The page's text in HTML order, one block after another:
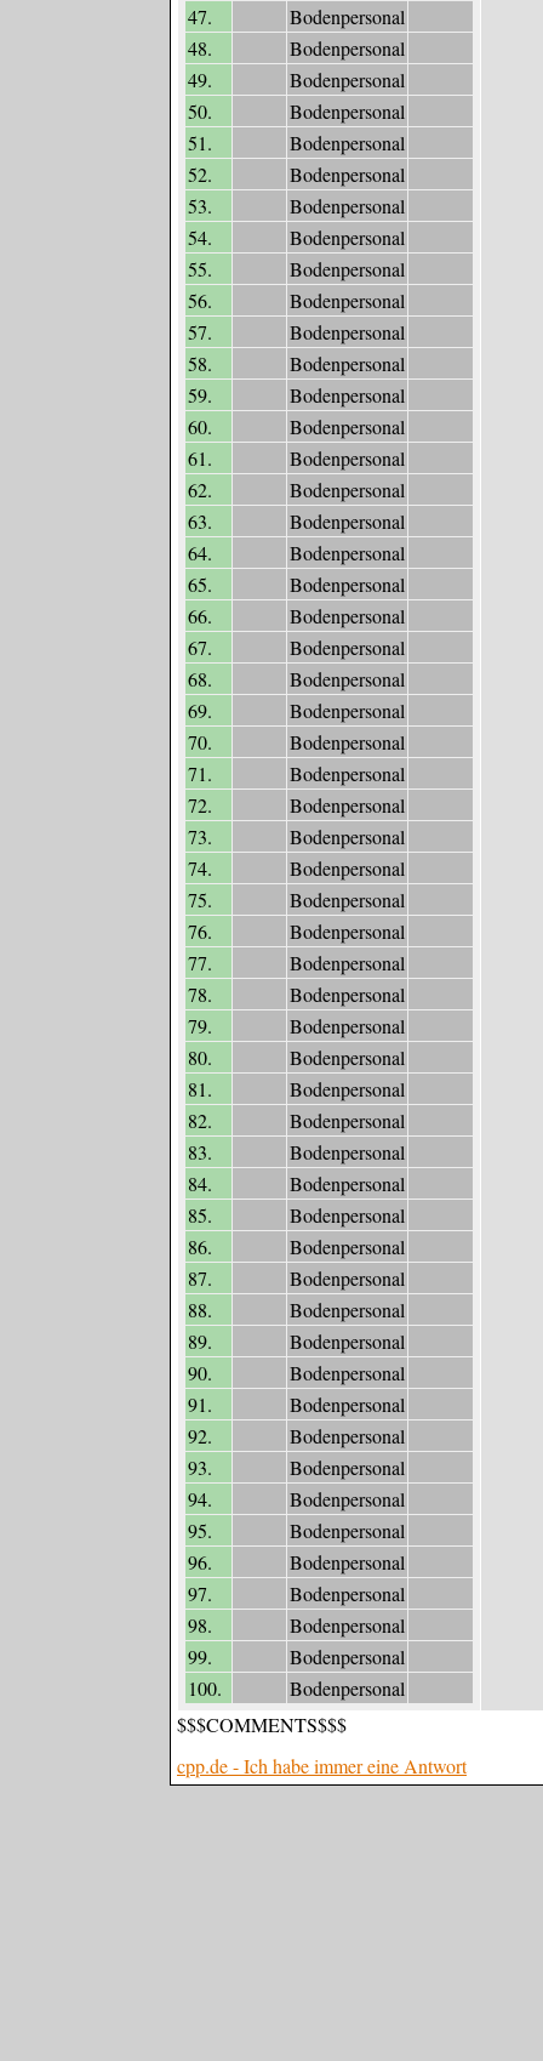
47.
Bodenpersonal
48.
Bodenpersonal
49.
Bodenpersonal
50.
Bodenpersonal
51.
Bodenpersonal
52.
Bodenpersonal
53.
Bodenpersonal
54.
Bodenpersonal
55.
Bodenpersonal
56.
Bodenpersonal
57.
Bodenpersonal
58.
Bodenpersonal
59.
Bodenpersonal
60.
Bodenpersonal
61.
Bodenpersonal
62.
Bodenpersonal
63.
Bodenpersonal
64.
Bodenpersonal
65.
Bodenpersonal
66.
Bodenpersonal
67.
Bodenpersonal
68.
Bodenpersonal
69.
Bodenpersonal
70.
Bodenpersonal
71.
Bodenpersonal
72.
Bodenpersonal
73.
Bodenpersonal
74.
Bodenpersonal
75.
Bodenpersonal
76.
Bodenpersonal
77.
Bodenpersonal
78.
Bodenpersonal
79.
Bodenpersonal
80.
Bodenpersonal
81.
Bodenpersonal
82.
Bodenpersonal
83.
Bodenpersonal
84.
Bodenpersonal
85.
Bodenpersonal
86.
Bodenpersonal
87.
Bodenpersonal
88.
Bodenpersonal
89.
Bodenpersonal
90.
Bodenpersonal
91.
Bodenpersonal
92.
Bodenpersonal
93.
Bodenpersonal
94.
Bodenpersonal
95.
Bodenpersonal
96.
Bodenpersonal
97.
Bodenpersonal
98.
Bodenpersonal
99.
Bodenpersonal
100.
Bodenpersonal
$$$COMMENTS$$$
cpp.de - Ich habe immer eine Antwort